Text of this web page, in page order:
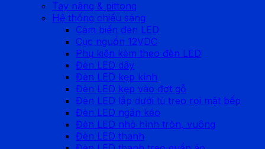
Tay nâng & pittong
Hệ thống chiếu sáng
Cảm biến đèn LED
Cục nguồn 12VDC
Phụ kiện kèm theo đèn LED
Đèn LED dây
Đèn LED kẹp kính
Đèn LED kẹp vào đợt gỗ
Đèn LED lắp dưới tủ treo rọi mặt bếp
Đèn LED ngăn kéo
Đèn LED nhỏ hình tròn, vuông
Đèn LED thanh